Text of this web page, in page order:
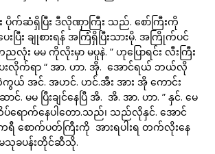
ပိုက်ဆံရှိပြီး ဒီလိုဏှာကြီး သည်. စော်ကြီးကို
းပြီး ချုစားရန် အကြံရှိပြီးသားမို. အကြိုက်ပင်
ညလုံး မမ ကိုလိုးမှာ မပူနဲ. ” ဟုပြောရင်း လီးကြီး
းလိုက်ရာ “ အာ. ဟာ. အို. အောင်ရယ် ဘယ်လို
ယ် အင်. အဟင်. ဟင်.အီး အား အို ကောင်း
. မမ ပြီးချင်နေပြီ အိ. အိ. အာ. ဟာ. ” နှင်. မေ
ောက်နေပါတော.သည်၊ သည်လိုနှင်. အောင်
ရီ စောက်ပတ်ကြီးကို အားရပါးရ တက်လိုးနေ
မသုခပန်းတိုင်ဆီသို.